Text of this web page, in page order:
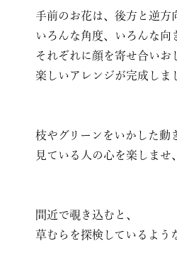
手前のお花は、後方と逆方
いろんな角度、いろんな向
それぞれに顔を寄せ合いお
楽しいアレンジが完成しま
枝やグリーンをいかした動
見ている人の心を楽しま
間近で覗き込むと、
草むらを探検しているよう